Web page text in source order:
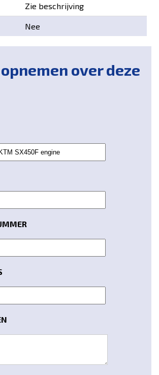
Zie beschrijving
Nee
over deze